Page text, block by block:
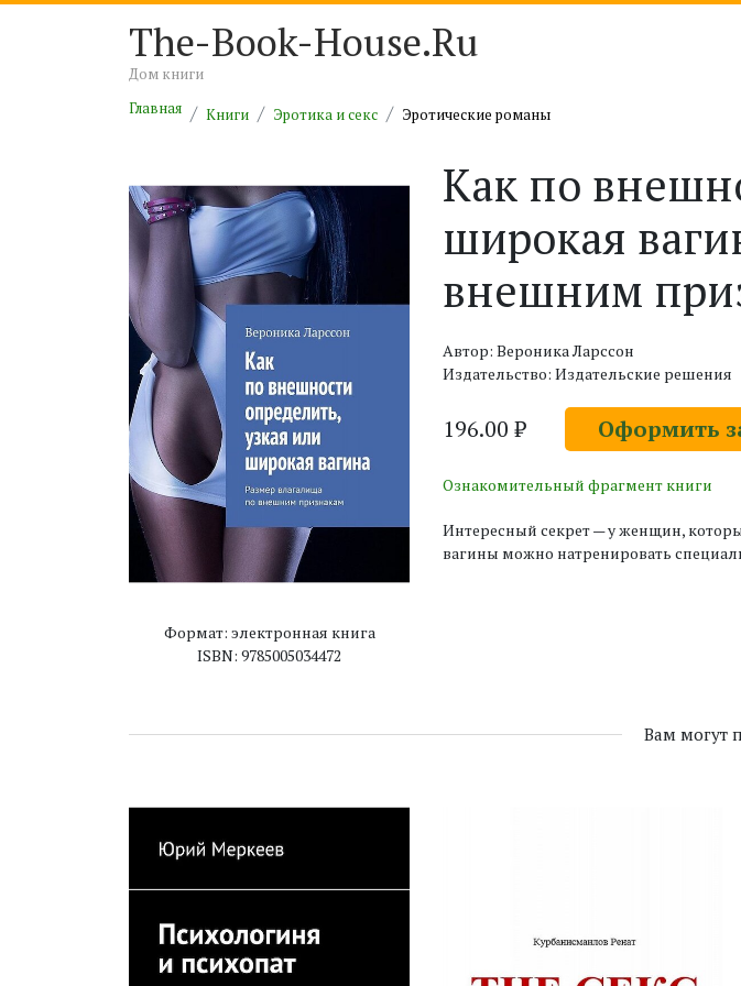
The-Book-House.Ru
Дом книги
Главная
Книги Эротика и секс Эротические романы
Формат: электронная книга
ISBN: 9785005034472
Как по
широкая
внешним
Автор: Вероника Ларссон
Издательство: Издательские решения
196.00 ₽ Оформить
Ознакомительный фрагмент книги
Интересный секрет — у женщин,
вагины можно натренировать
Вам могут